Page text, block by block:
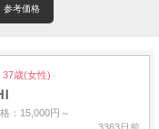
参考価格
37歳(女性)
：15,000円～